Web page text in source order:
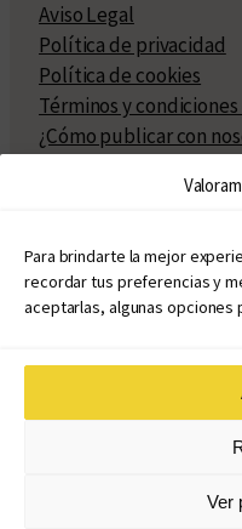
Para brindarte la mejor
recordar tus preferencias y
aceptarlas, algunas opciones
Ver
Aviso Legal
Política de privacidad
Política de cookies
Términos y
¿Cómo publicar con
Políticas de
Políticas de coedición
Atribuciones